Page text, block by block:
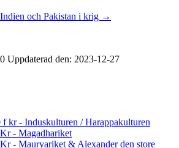
och Pakistan i krig →
Uppdaterad den: 2023-12-27
f kr - Induskulturen / Harappakulturen
- Magadhariket
- Mauryariket & Alexander den store